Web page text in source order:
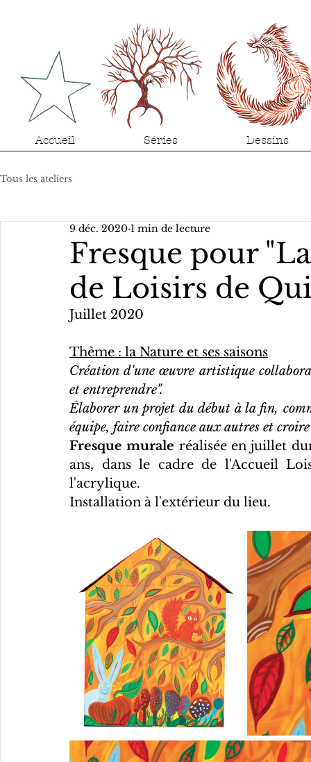
Tous les ateliers
Fresque pour
de Loisirs de
9 déc. 2020 1 min de lecture
Juillet 2020
Thème : la Nature et ses saisons
Création d'une œuvre artistique
et entreprendre".
Élaborer un projet du début à la fin,
équipe, faire confiance aux autres et croire
Fresque murale réalisée en juillet
ans, dans le cadre de l'Accueil
l'acrylique.
Installation à l'extérieur du lieu.
Accueil Séries Dessins